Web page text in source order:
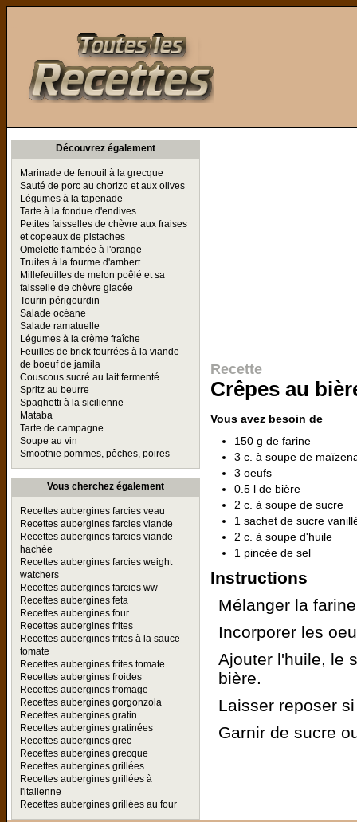
Découvrez également
Marinade de fenouil à la grecque
Sauté de porc au chorizo et aux olives
Légumes à la tapenade
Tarte à la fondue d'endives
Petites faisselles de chèvre aux fraises
et copeaux de pistaches
Omelette flambée à l'orange
Truites à la fourme d'ambert
Millefeuilles de melon poêlé et sa
faisselle de chèvre glacée
Tourin périgourdin
Salade océane
Salade ramatuelle
Légumes à la crème fraîche
Feuilles de brick fourrées à la viande
de boeuf de jamila
Couscous sucré au lait fermenté
Spritz au beurre
Spaghetti à la sicilienne
Mataba
Tarte de campagne
Soupe au vin
Smoothie pommes, pêches, poires
Vous cherchez également
Recettes aubergines farcies veau
Recettes aubergines farcies viande
Recettes aubergines farcies viande
hachée
Recettes aubergines farcies weight
watchers
Recettes aubergines farcies ww
Recettes aubergines feta
Recettes aubergines four
Recettes aubergines frites
Recettes aubergines frites à la sauce
tomate
Recettes aubergines frites tomate
Recettes aubergines froides
Recettes aubergines fromage
Recettes aubergines gorgonzola
Recettes aubergines gratin
Recettes aubergines gratinées
Recettes aubergines grec
Recettes aubergines grecque
Recettes aubergines grillées
Recettes aubergines grillées à
l'italienne
Recettes aubergines grillées au four
Recette
Crêpes au
Vous avez besoin de
150 g de farine
3 c. à soupe de
3 oeufs
0.5 l de bière
2 c. à soupe de sucre
1 sachet de sucre
2 c. à soupe d'huile
1 pincée de sel
Instructions
Mélanger la
Incorporer les
Ajouter l'huile, le
bière.
Laisser reposer
Garnir de sucre